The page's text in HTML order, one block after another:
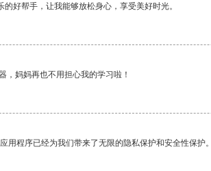
的好帮手，让我能够放松身心，享受美好时光。
，妈妈再也不用担心我的学习啦！
用程序已经为我们带来了无限的隐私保护和安全性保护